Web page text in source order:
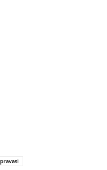
pravasi